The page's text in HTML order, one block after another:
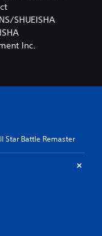
SHUEISHA
Inc.
Star Battle Remaster